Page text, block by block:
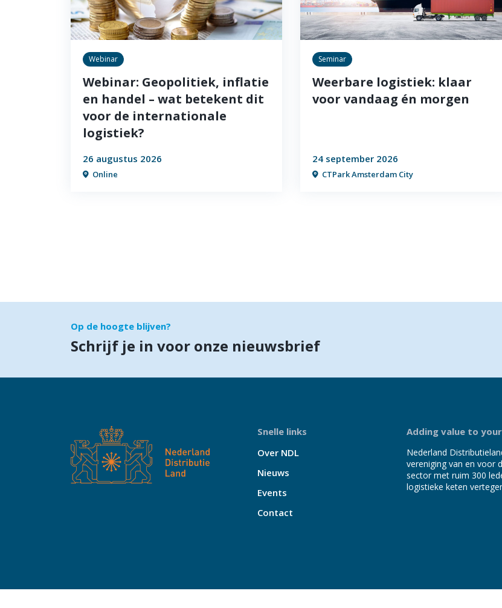
Webinar
Webinar: Geopolitiek, inflatie
en handel – wat betekent dit
voor de internationale
logistiek?
26 augustus 2026
Online
Seminar
Weerbare logistiek: klaar
voor vandaag én morgen
24 september 2026
CTPark Amsterdam City
Op de hoogte blijven?
Schrijf je in voor onze nieuwsbrief
Snelle links
Over NDL
Nieuws
Events
Contact
Adding value to
Nederland
vereniging van en voor
sector met ruim 300
logistieke keten